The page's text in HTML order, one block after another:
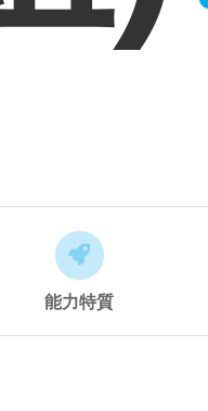
能力特質